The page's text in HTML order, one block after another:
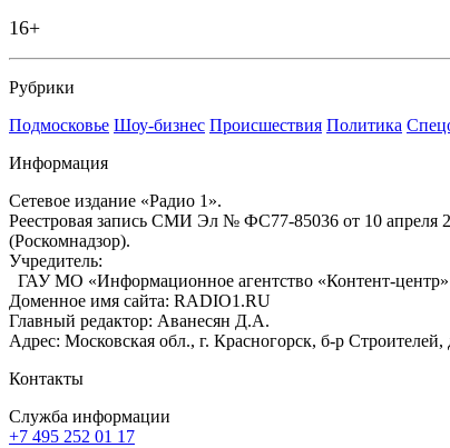
16+
Рубрики
Подмосковье Шоу-бизнес Происшествия Политика
Информация
Сетевое издание «Радио 1».
Реестровая запись СМИ Эл № ФС77-85036 от 10 апреля
(Роскомнадзор).
Учредитель:
ГАУ МО «Информационное агентство «Контент-центр»
Доменное имя сайта: RADIO1.RU
Главный редактор: Аванесян Д.А.
Адрес: Московская обл., г. Красногорск, б-р
Контакты
Служба информации
+7 495 252 01 17